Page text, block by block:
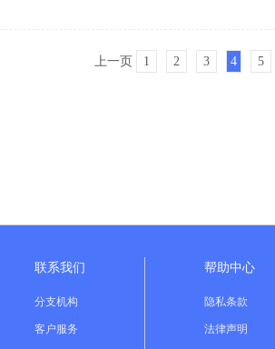
上一页 1 2 3 4 5
联系我们
分支机构
客户服务
帮助中心
隐私条款
法律声明